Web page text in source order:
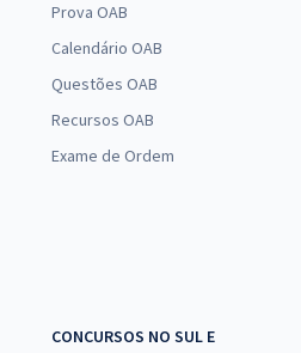
Prova OAB
Calendário OAB
Questões OAB
Recursos OAB
Exame de Ordem
CONCURSOS NO SUL E